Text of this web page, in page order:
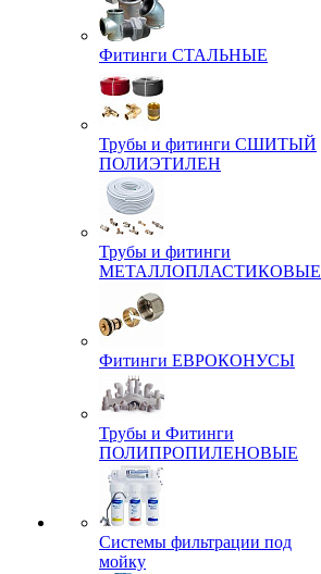
Фитинги СТАЛЬНЫЕ
Трубы и фитинги СШИТЫЙ
ПОЛИЭТИЛЕН
Трубы и фитинги
МЕТАЛЛОПЛАСТИКОВЫЕ
Фитинги ЕВРОКОНУСЫ
Трубы и Фитинги
ПОЛИПРОПИЛЕНОВЫЕ
Системы фильтрации под
мойку